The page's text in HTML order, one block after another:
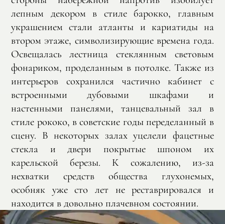
лепным декором в стиле барокко, главным
украшением стали атланты и кариатиды на
втором этаже, символизирующие времена года.
Освещалась лестница стеклянным световым
фонариком, проделанным в потолке. Также из
интерьеров сохранился частично кабинет с
встроенными дубовыми шкафами и
настенными панелями, танцевальный зал в
стиле рококо, в советские годы переделанный в
сцену. В некоторых залах уцелели фацетные
стекла и двери покрытые шпоном их
карельской березы. К сожалению, из-за
нехватки средств общества глухонемых,
особняк уже сто лет не реставрировался и
находится в довольно плачевном состоянии.